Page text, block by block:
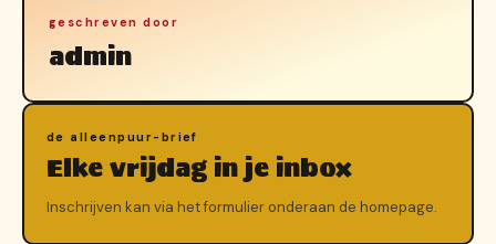
geschreven door
admin
de alleenpuur-brief
Elke vrijdag in je inbox
Inschrijven kan via het formulier onderaan de homepage.